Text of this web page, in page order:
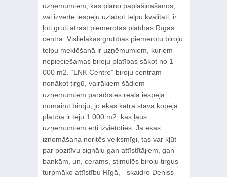
uzņēmumiem, kas plāno paplašināšanos,
vai izvērtē iespēju uzlabot telpu kvalitāti, ir
ļoti grūti atrast piemērotas platības Rīgas
centrā. Vislielākās grūtības piemērotu biroju
telpu meklēšanā ir uzņēmumiem, kuriem
nepieciešamas biroju platības sākot no 1
000 m2. “LNK Centre” biroju centram
nonākot tirgū, vairākiem šādiem
uzņēmumiem parādīsies reāla iespēja
nomainīt biroju, jo ēkas katra stāva kopējā
platība ir teju 1 000 m2, kas ļaus
uzņēmumiem ērti izvietoties. Ja ēkas
iznomāšana noritēs veiksmīgi, tas var kļūt
par pozitīvu signālu gan attīstītājiem, gan
bankām, un, cerams, stimulēs biroju tirgus
turpmāko attīstību Rīgā, ” skaidro Deniss